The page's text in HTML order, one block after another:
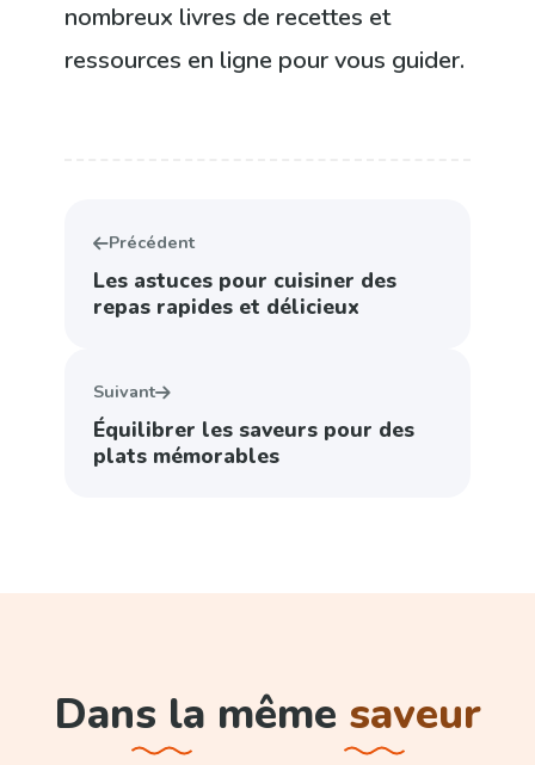
nombreux livres de recettes et
ressources en ligne pour vous guider.
Précédent
Les astuces pour cuisiner des
repas rapides et délicieux
Suivant
Équilibrer les saveurs pour des
plats mémorables
Dans la même saveur